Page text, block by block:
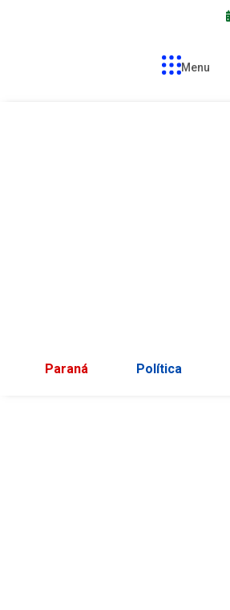
Menu
Paraná Política